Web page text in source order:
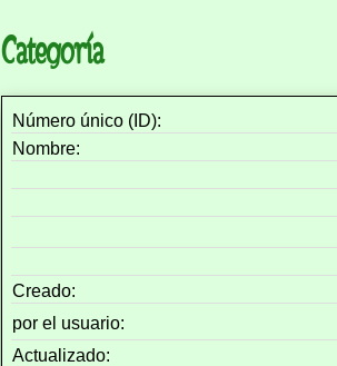
Categoría
Número único (ID):
Nombre:
Creado:
por el usuario:
Actualizado: